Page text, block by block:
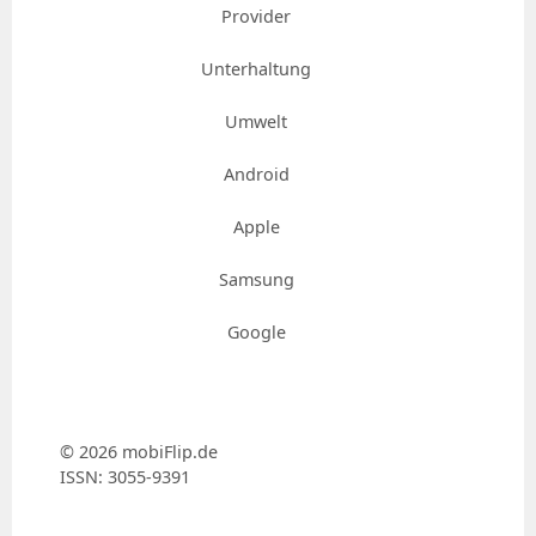
Provider
Unterhaltung
Umwelt
Android
Apple
Samsung
Google
© 2026 mobiFlip.de
ISSN: 3055-9391